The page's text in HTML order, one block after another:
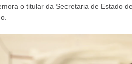
o titular da Secretaria de Estado